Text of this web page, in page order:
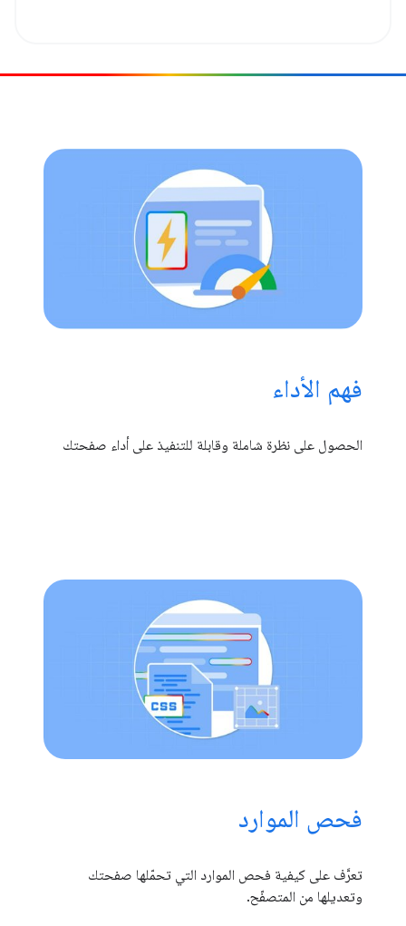
فهم الأداء
الحصول على نظرة شاملة وقابلة للتنفيذ على أداء صفحتك
فحص الموارد
تعرَّف على كيفية فحص الموارد التي تحمّلها صفحتك
وتعديلها من المتصفّح.